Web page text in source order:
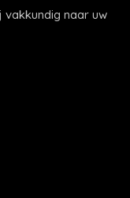
naar uw